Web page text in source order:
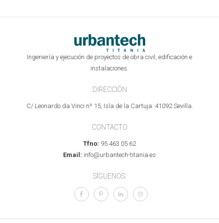
Ingeniería y ejecución de proyectos de obra civil, edificación e
instalaciones.
DIRECCIÓN
C/ Leonardo da Vinci nº 15, Isla de la Cartuja. 41092 Sevilla.
CONTACTO
Tfno: 95 463 05 62
Email: info@urbantech-titania.es
SÍGUENOS: